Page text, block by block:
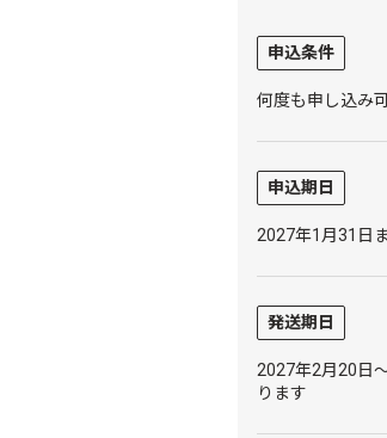
申込条件
何度も申し込み
申込期日
2027年1月31日
発送期日
2027年2月20日
ります